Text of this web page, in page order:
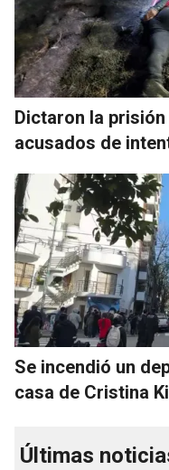
Dictaron la
acusados de
Se incendió un
casa de Cristina
Últimas